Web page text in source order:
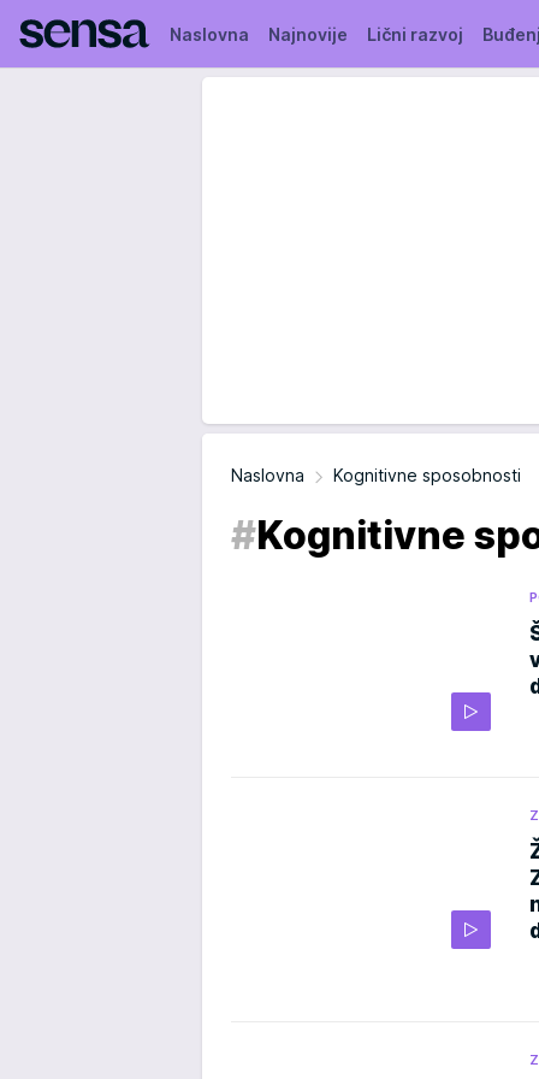
Naslovna Najnovije Lični razvoj
Naslovna Kognitivne sposobnosti
#Kognitivne